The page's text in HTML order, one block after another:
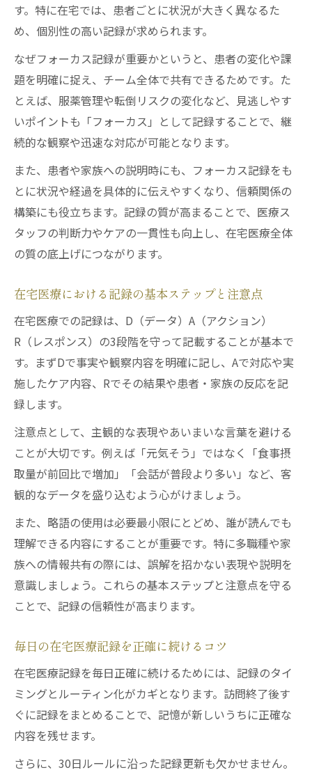
在宅医療記録で優先順位をつけるポイント
複数課題の共有を意識した在宅医療記録例
在宅医療における問題解決型記録の具体策
アポるなど現場用語と正確な記録の関係
在宅医療現場語『アポる』の正しい使い方
記録で避けたい略語と正式用語の選び方
在宅医療現場用語と記録の伝達トラブル防
止術
外国人患者対応時の在宅医療記録の注意点
多職種間で通じる在宅医療記録の書き方
記録の質を高める具体的な在宅医療例集
ペースメーカー管理と在宅医療記録の応用
30日ルールに即した在宅医療記録のポイン
ト
在宅医療の現場で役立つ記録テンプレート
多職種と共有しやすい在宅医療記録の実例
す。特に在宅では、患者ごとに状況が大きく異なるた
め、個別性の高い記録が求められます。
なぜフォーカス記録が重要かというと、患者の変化や課
題を明確に捉え、チーム全体で共有できるためです。た
とえば、服薬管理や転倒リスクの変化など、見逃しやす
いポイントも「フォーカス」として記録することで、継
続的な観察や迅速な対応が可能となります。
また、患者や家族への説明時にも、フォーカス記録をも
とに状況や経過を具体的に伝えやすくなり、信頼関係の
構築にも役立ちます。記録の質が高まることで、医療ス
タッフの判断力やケアの一貫性も向上し、在宅医療全体
の質の底上げにつながります。
在宅医療における記録の基本ステップと注意点
在宅医療での記録は、D（データ）A（アクション）
R（レスポンス）の3段階を守って記載することが基本で
す。まずDで事実や観察内容を明確に記し、Aで対応や実
施したケア内容、Rでその結果や患者・家族の反応を記
録します。
注意点として、主観的な表現やあいまいな言葉を避ける
ことが大切です。例えば「元気そう」ではなく「食事摂
取量が前回比で増加」「会話が普段より多い」など、客
観的なデータを盛り込むよう心がけましょう。
また、略語の使用は必要最小限にとどめ、誰が読んでも
理解できる内容にすることが重要です。特に多職種や家
族への情報共有の際には、誤解を招かない表現や説明を
意識しましょう。これらの基本ステップと注意点を守る
ことで、記録の信頼性が高まります。
毎日の在宅医療記録を正確に続けるコツ
在宅医療記録を毎日正確に続けるためには、記録のタイ
ミングとルーティン化がカギとなります。訪問終了後す
ぐに記録をまとめることで、記憶が新しいうちに正確な
内容を残せます。
さらに、30日ルールに沿った記録更新も欠かせません。